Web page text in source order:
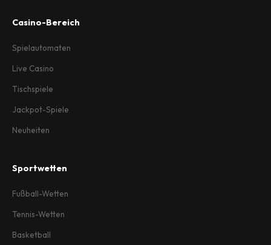
Casino-Bereich
Spielautomaten
Live Casino
Tischspiele
Jackpot-Spiele
Neuheiten
Sportwetten
Fußball-Wetten
Tennis-Wetten
Basketball